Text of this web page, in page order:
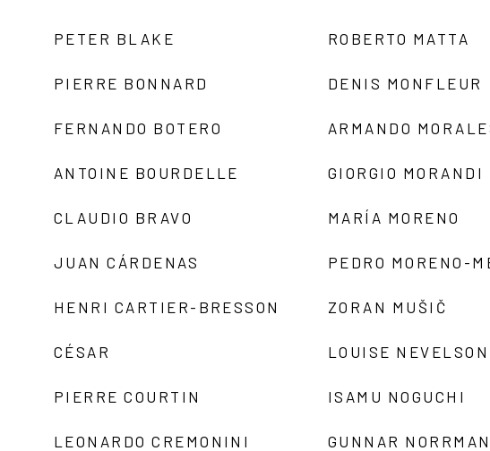
PETER BLAKE
PIERRE BONNARD
FERNANDO BOTERO
ANTOINE BOURDELLE
CLAUDIO BRAVO
JUAN CÁRDENAS
HENRI CARTIER-BRESSON
CÉSAR
PIERRE COURTIN
LEONARDO CREMONINI
ROBERTO MATTA
DENIS MONFLEUR
ARMANDO
GIORGIO MORANDI
MARÍA MORENO
PEDRO MORENO-
ZORAN MUŠIČ
LOUISE NEVELSON
ISAMU NOGUCHI
GUNNAR NORRMAN